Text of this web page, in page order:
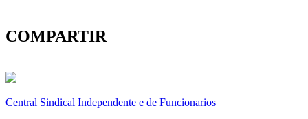
COMPARTIR
Central Sindical Independente e de Funcionarios